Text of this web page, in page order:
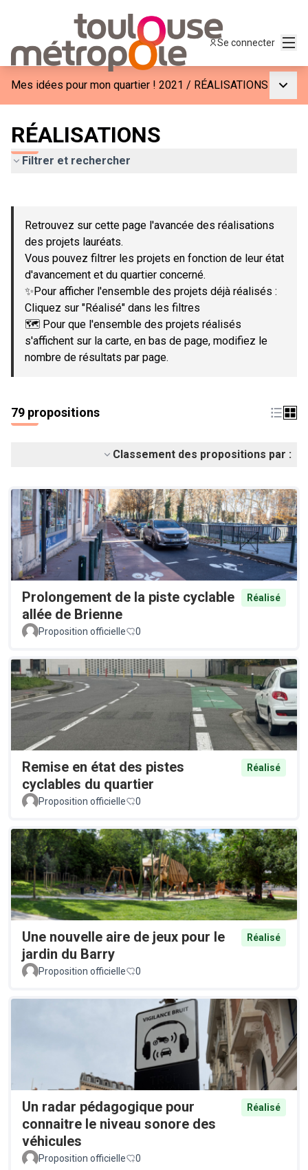
Se connecter
Mes idées pour mon quartier ! 2021 / RÉALISATIONS
RÉALISATIONS
Filtrer et rechercher
−
Retrouvez sur cette page l'avancée des réalisations
des projets lauréats.
Vous pouvez filtrer les projets en fonction de leur état
d'avancement et du quartier concerné.
✨Pour afficher l'ensemble des projets déjà réalisés :
Cliquez sur "Réalisé" dans les filtres
🗺️ Pour que l'ensemble des projets réalisés
s'affichent sur la carte, en bas de page, modifiez le
nombre de résultats par page.
79 propositions
Classement des propositions par :
Prolongement de la piste cyclable
allée de Brienne
Réalisé
Proposition officielle 0
Remise en état des pistes
cyclables du quartier
Réalisé
Proposition officielle 0
Une nouvelle aire de jeux pour le
jardin du Barry
Réalisé
Proposition officielle 0
Un radar pédagogique pour
connaitre le niveau sonore des
véhicules
Réalisé
Proposition officielle 0